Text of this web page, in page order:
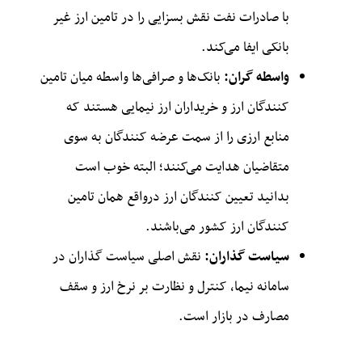
با صادرات نفت نقش بسزایی را در تامین ارز غیر
بانکی ایفا می‌کند.
واسطه گران: بانک‌ها و صرافی‌ها واسطه میان تامین
کنندگان ارز و خریداران ارز نیمایی هستند که
منابع ارزی را از سمت عرضه کنندگان به سوی
متقاضیان هدایت می‌کنند؛ البته خوب است
بدانید تعیین کنندگان ارز درواقع همان تامین
کنندگان ارز کشور می‌باشند.
سیاست گذاران: نقش اصلی سیاست گذاران در
سامانه نیما، کنترل و نظارت بر نرخ ارز و سقف
مصارف در بازار است.